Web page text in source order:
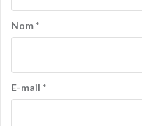
Nom*
E-mail *